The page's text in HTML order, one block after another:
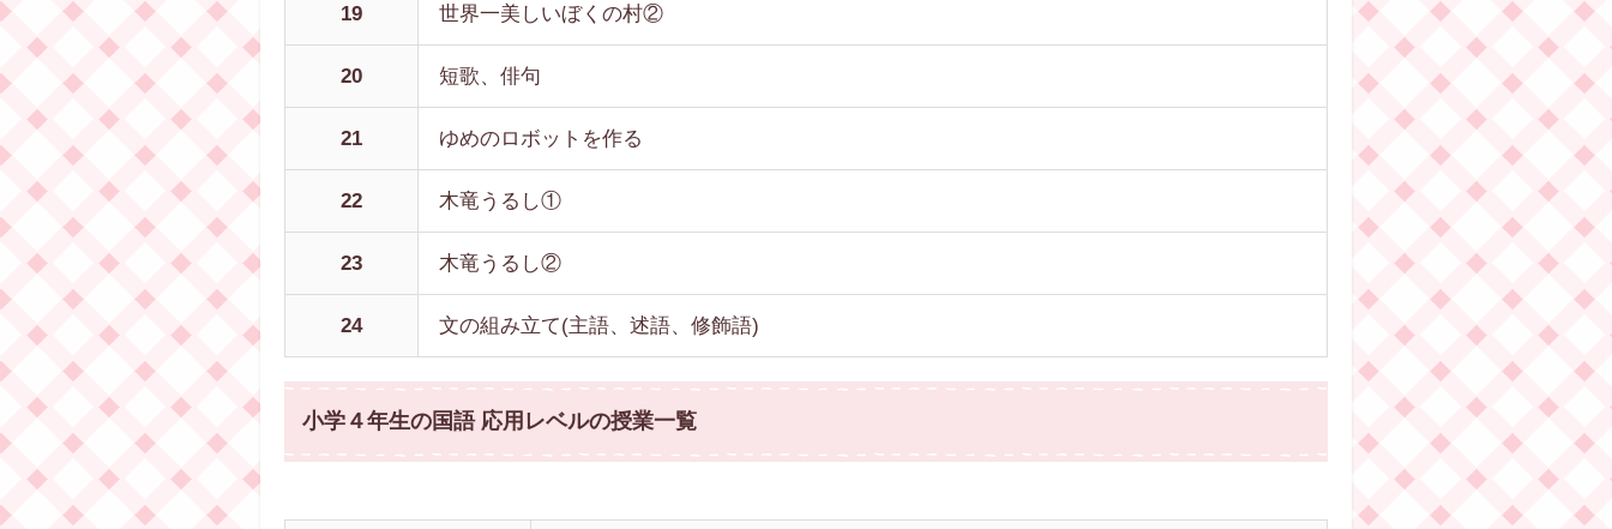
19 世界一美しいぼくの村②
20 短歌、俳句
21 ゆめのロボットを作る
22 木竜うるし①
23 木竜うるし②
24 文の組み立て(主語、述語、修飾語)
小学４年生の国語 応用レベルの授業一覧